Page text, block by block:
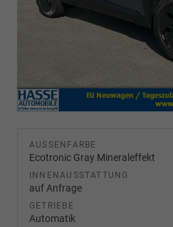
AUSSENFARBE
Ecotronic Gray Mineraleffekt
INNENAUSSTATTUNG
auf Anfrage
GETRIEBE
Automatik